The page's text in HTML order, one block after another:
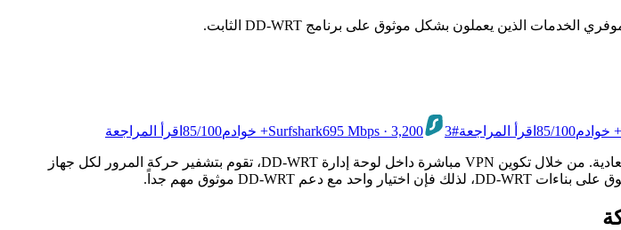
85/100 اقرأ المراجعة#3
Surfshark695 Mbps · 3,200+ خوادم 85/100 اقرأ المراجعة
برنامج DD-WRT الثابت يوفر إمكانيات عميل VPN متقدمة لا توفرها البرامج الثابتة العادية. من خلال تكوين VPN مباشرة داخل لوحة إدارة DD-WRT، تقوم بتشفير حركة المرور لكل جهاز